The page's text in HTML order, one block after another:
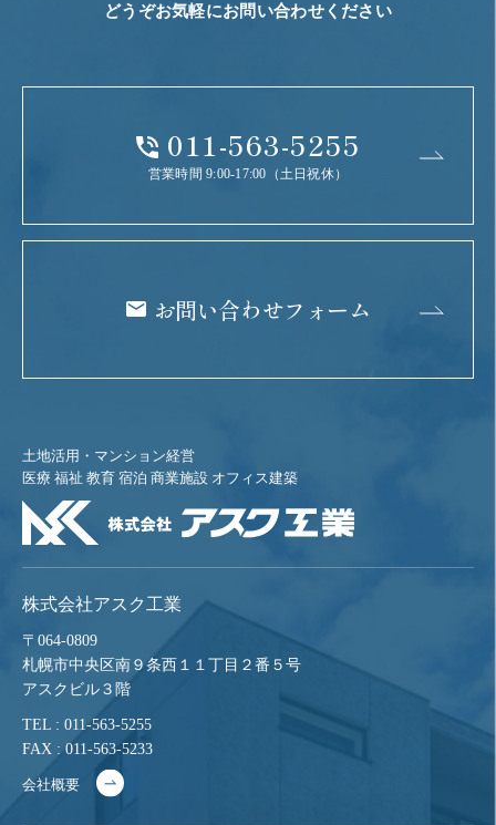
どうぞお気軽にお問い合わせください
011-563-5255
営業時間 9:00-17:00（土日祝休）
お問い合わせフォーム
土地活用・マンション経営
医療 福祉 教育 宿泊 商業施設 オフィス建築
株式会社アスク工業
〒064-0809
札幌市中央区南９条西１１丁目２番５号
アスクビル３階
TEL : 011-563-5255
FAX : 011-563-5233
会社概要